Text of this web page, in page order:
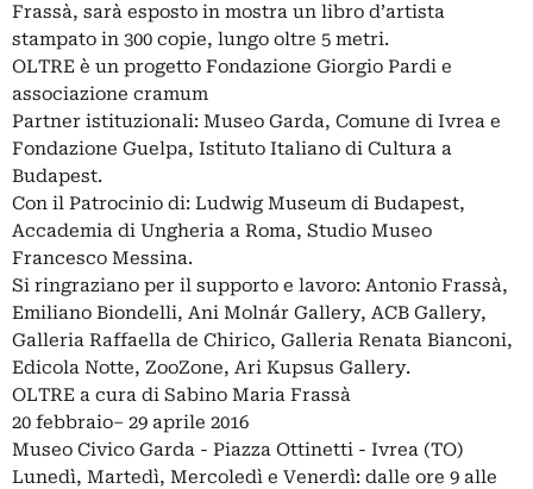
Frassà, sarà esposto in mostra un libro d’artista
stampato in 300 copie, lungo oltre 5 metri.
OLTRE è un progetto Fondazione Giorgio Pardi e
associazione cramum
Partner istituzionali: Museo Garda, Comune di Ivrea e
Fondazione Guelpa, Istituto Italiano di Cultura a
Budapest.
Con il Patrocinio di: Ludwig Museum di Budapest,
Accademia di Ungheria a Roma, Studio Museo
Francesco Messina.
Si ringraziano per il supporto e lavoro: Antonio Frassà,
Emiliano Biondelli, Ani Molnár Gallery, ACB Gallery,
Galleria Raffaella de Chirico, Galleria Renata Bianconi,
Edicola Notte, ZooZone, Ari Kupsus Gallery.
OLTRE a cura di Sabino Maria Frassà
20 febbraio– 29 aprile 2016
Museo Civico Garda - Piazza Ottinetti - Ivrea (TO)
Lunedì, Martedì, Mercoledì e Venerdì: dalle ore 9 alle